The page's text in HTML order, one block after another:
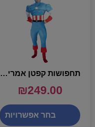
תחפושות קפטן אמריקה שרירי לגבר – שושי זוהר
₪249.00
בחר אפשרויות